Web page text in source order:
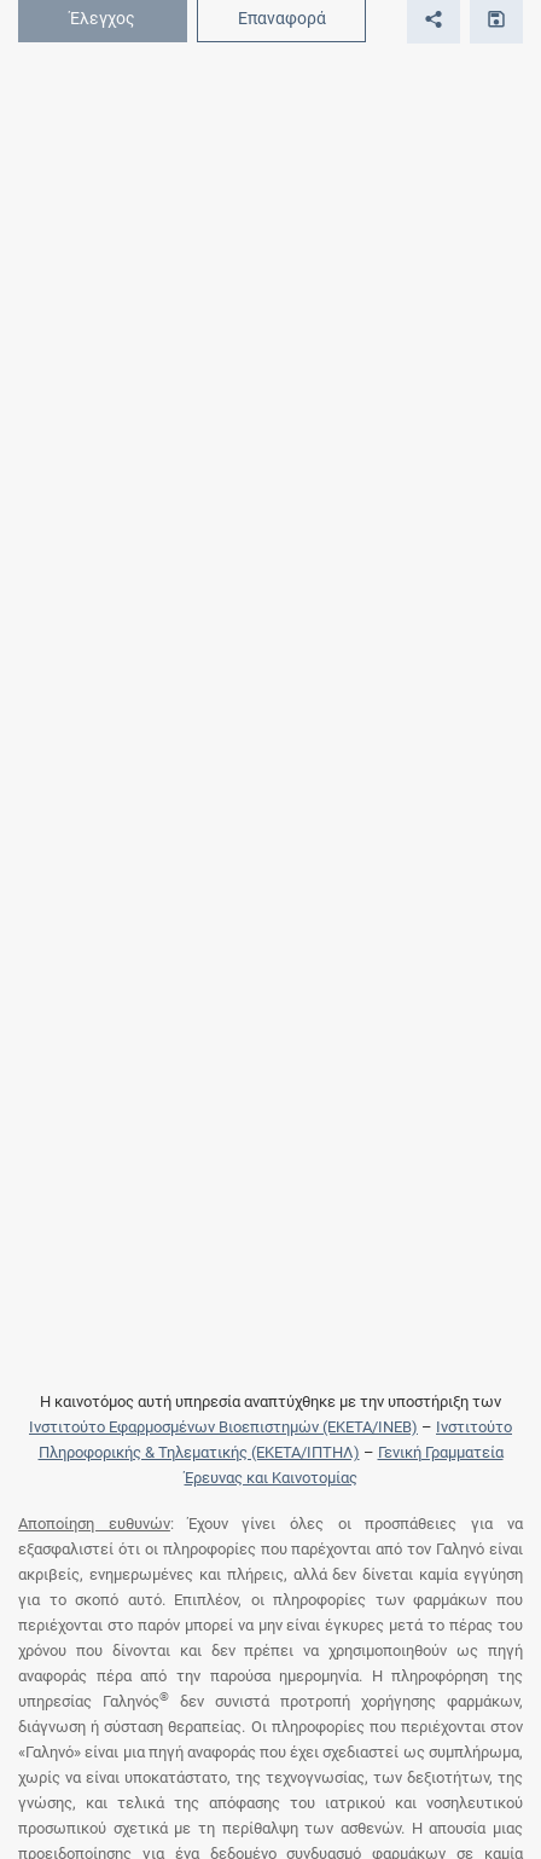
Έλεγχος Επαναφορά
Η καινοτόμος αυτή υπηρεσία αναπτύχθηκε με την υποστήριξη των
Ινστιτούτο Εφαρμοσμένων Βιοεπιστημών (ΕΚΕΤΑ/ΙΝΕΒ) – Ινστιτούτο
Πληροφορικής & Τηλεματικής (ΕΚΕΤΑ/ΙΠΤΗΛ) – Γενική Γραμματεία
Έρευνας και Καινοτομίας
Αποποίηση ευθυνών: Έχουν γίνει όλες οι προσπάθειες για να
εξασφαλιστεί ότι οι πληροφορίες που παρέχονται από τον Γαληνό είναι
ακριβείς, ενημερωμένες και πλήρεις, αλλά δεν δίνεται καμία εγγύηση
για το σκοπό αυτό. Επιπλέον, οι πληροφορίες των φαρμάκων που
περιέχονται στο παρόν μπορεί να μην είναι έγκυρες μετά το πέρας του
χρόνου που δίνονται και δεν πρέπει να χρησιμοποιηθούν ως πηγή
αναφοράς πέρα από την παρούσα ημερομηνία. Η πληροφόρηση της
υπηρεσίας Γαληνός®
δεν συνιστά προτροπή χορήγησης φαρμάκων,
διάγνωση ή σύσταση θεραπείας. Οι πληροφορίες που περιέχονται στον
«Γαληνό» είναι μια πηγή αναφοράς που έχει σχεδιαστεί ως συμπλήρωμα,
χωρίς να είναι υποκατάστατο, της τεχνογνωσίας, των δεξιοτήτων, της
γνώσης, και τελικά της απόφασης του ιατρικού και νοσηλευτικού
προσωπικού σχετικά με τη περίθαλψη των ασθενών. Η απουσία μιας
προειδοποίησης για ένα δεδομένο συνδυασμό φαρμάκων σε καμία